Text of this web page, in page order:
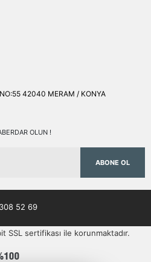
42040 MERAM / KONYA
OLUN !
ABONE OL
52 69
SSL sertifikası ile korunmaktadır.